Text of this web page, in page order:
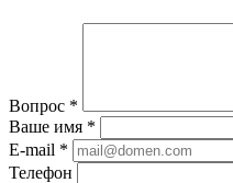
Вопрос *
Ваше имя *
E-mail *
Телефон